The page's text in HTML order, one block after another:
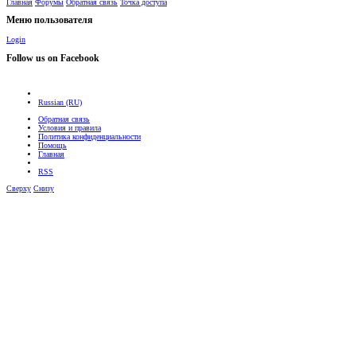
Главная Форумы Обратная связь Точка доступа
Меню пользователя
Login
Follow us on Facebook
Russian (RU)
Обратная связь
Условия и правила
Политика конфиденциальности
Помощь
Главная
RSS
Сверху Снизу